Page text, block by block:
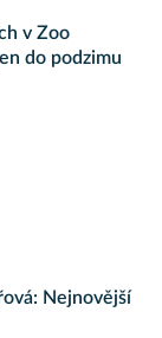
v Zoo
do podzimu
Nejnovější